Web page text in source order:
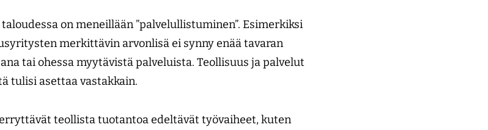
on meneillään ”palvelullistuminen”. Esimerkiksi
merkittävin arvonlisä ei synny enää tavaran
tai ohessa myytävistä palveluista. Teollisuus ja palvelut
tulisi asettaa vastakkain.
teollista tuotantoa edeltävät työvaiheet, kuten